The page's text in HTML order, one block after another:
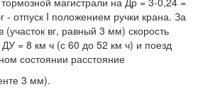
- отпуск I положением ручки крана. За
вг, равный 3 мм) скорость
= 8 км ч (с 60 до 52 км ч) и поезд
состоянии расстояние
3 мм).